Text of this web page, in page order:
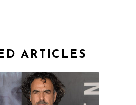
ARTICLES